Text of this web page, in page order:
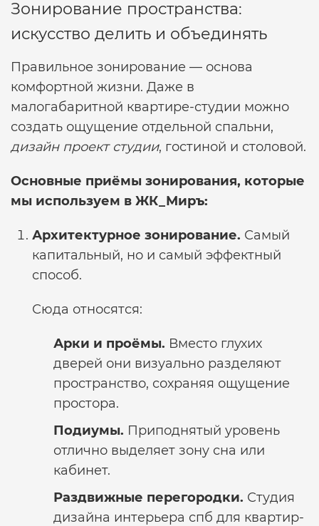
Зонирование пространства:
искусство делить и объединять
Правильное зонирование — основа
комфортной жизни. Даже в
малогабаритной квартире-студии можно
создать ощущение отдельной спальни,
дизайн проект студии, гостиной и столовой.
Основные приёмы зонирования, которые
мы используем в ЖК_Миръ:
Архитектурное зонирование. Самый
капитальный, но и самый эффектный
способ.
Сюда относятся:
Арки и проёмы. Вместо глухих
дверей они визуально разделяют
пространство, сохраняя ощущение
простора.
Подиумы. Приподнятый уровень
отлично выделяет зону сна или
кабинет.
Раздвижные перегородки. Студия
дизайна интерьера спб для квартир-